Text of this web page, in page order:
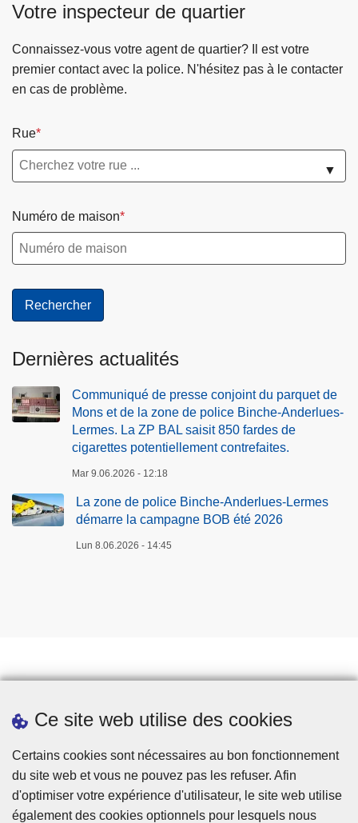
Ce site web utilise des cookies
Certains cookies sont nécessaires au bon fonctionnement
du site web et vous ne pouvez pas les refuser. Afin
d'optimiser votre expérience d'utilisateur, le site web utilise
également des cookies optionnels pour lesquels nous
Votre inspecteur de quartier
Connaissez-vous votre agent de quartier? Il est votre
premier contact avec la police. N'hésitez pas à le contacter
en cas de problème.
Rue
▼
Numéro de maison
Dernières actualités
Communiqué de presse conjoint du parquet de
Mons et de la zone de police Binche-Anderlues-
Lermes. La ZP BAL saisit 850 fardes de
cigarettes potentiellement contrefaites.
Mar 9.06.2026 - 12:18
La zone de police Binche-Anderlues-Lermes
démarre la campagne BOB été 2026
Lun 8.06.2026 - 14:45
Téléchargements
Presse